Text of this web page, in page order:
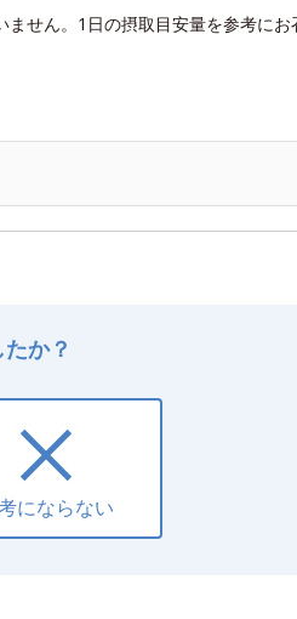
せん。1日の摂取目安量を参考にお
か？
にならない